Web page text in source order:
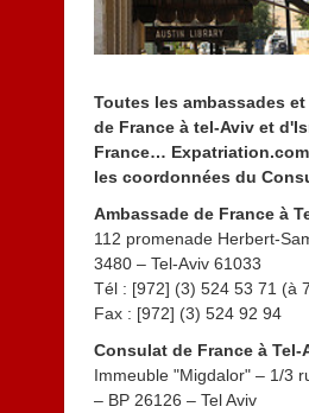
Toutes les ambassades
de France à tel-Aviv et
France…
les coordonnées du
Ambassade de France à
112 promenade Herbert-
3480 – Tel-Aviv 61033
Tél : [972] (3) 524 53 71 (à
Fax : [972] (3) 524 92 94
Consulat de France à Tel-
Immeuble "Migdalor" – 1/3
– BP 26126 – Tel Aviv